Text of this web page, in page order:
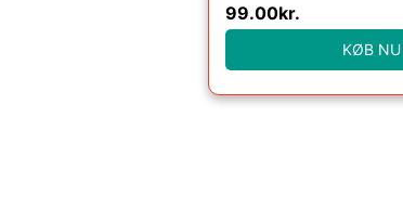
99.00kr.
KØB NU